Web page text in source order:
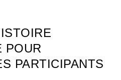
POUR
PARTICIPANTS